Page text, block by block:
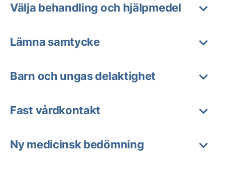
Välja behandling och hjälpmedel
Lämna samtycke
Barn och ungas delaktighet
Fast vårdkontakt
Ny medicinsk bedömning